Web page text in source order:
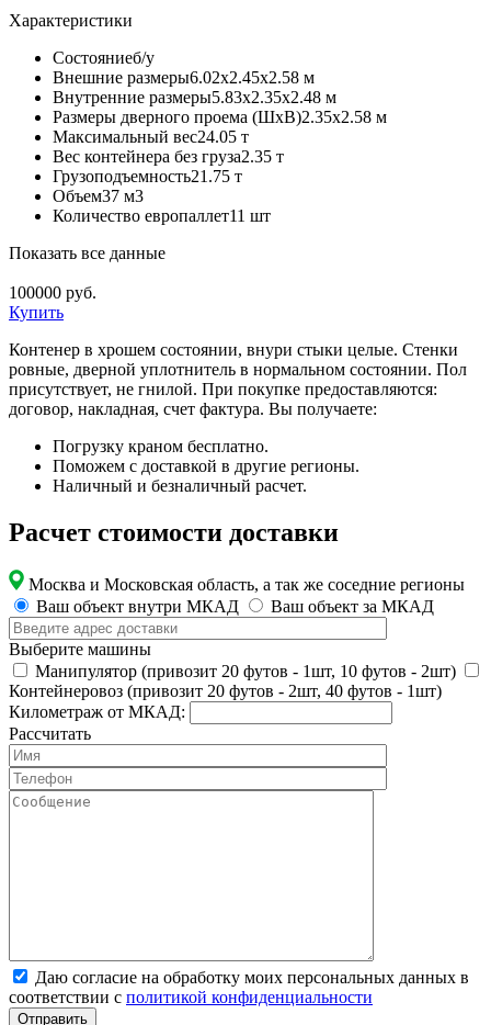
Характеристики
Состояниеб/у
Внешние размеры6.02х2.45х2.58 м
Внутренние размеры5.83х2.35х2.48 м
Размеры дверного проема (ШхВ)2.35х2.58 м
Максимальный вес24.05 т
Вес контейнера без груза2.35 т
Грузоподъемность21.75 т
Объем37 м3
Количество европаллет11 шт
Показать все данные
100000 руб.
Купить
Контенер в хрошем состоянии, внури стыки целые. Стенки
ровные, дверной уплотнитель в нормальном состоянии. Пол
присутствует, не гнилой. При покупке предоставляются:
договор, накладная, счет фактура. Вы получаете:
Погрузку краном бесплатно.
Поможем с доставкой в другие регионы.
Наличный и безналичный расчет.
Расчет стоимости доставки
Москва и Московская область, а так же соседние регионы
Ваш объект внутри МКАД
Ваш объект за МКАД
Выберите машины
Манипулятор (привозит 20 футов - 1шт, 10 футов - 2шт)
Контейнеровоз (привозит 20 футов - 2шт, 40 футов - 1шт)
Километраж от МКАД:
Рассчитать
Даю согласие на обработку моих персональных данных в
соответствии с политикой конфиденциальности
Отправить